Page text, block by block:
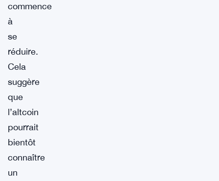
commence
à
se
réduire.
Cela
suggère
que
l’altcoin
pourrait
bientôt
connaître
un